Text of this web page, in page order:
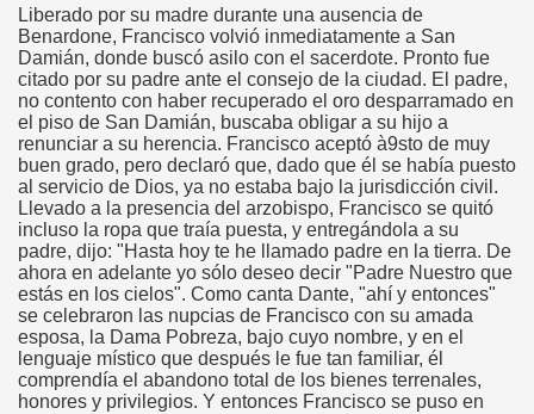
Liberado por su madre durante una ausencia de
Benardone, Francisco volvió inmediatamente a San
Damián, donde buscó asilo con el sacerdote. Pronto fue
citado por su padre ante el consejo de la ciudad. El padre,
no contento con haber recuperado el oro desparramado en
el piso de San Damián, buscaba obligar a su hijo a
renunciar a su herencia. Francisco aceptó à9sto de muy
buen grado, pero declaró que, dado que él se había puesto
al servicio de Dios, ya no estaba bajo la jurisdicción civil.
Llevado a la presencia del arzobispo, Francisco se quitó
incluso la ropa que traía puesta, y entregándola a su
padre, dijo: "Hasta hoy te he llamado padre en la tierra. De
ahora en adelante yo sólo deseo decir "Padre Nuestro que
estás en los cielos". Como canta Dante, "ahí y entonces"
se celebraron las nupcias de Francisco con su amada
esposa, la Dama Pobreza, bajo cuyo nombre, y en el
lenguaje místico que después le fue tan familiar, él
comprendía el abandono total de los bienes terrenales,
honores y privilegios. Y entonces Francisco se puso en